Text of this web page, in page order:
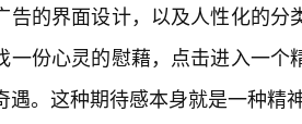
告的界面设计，以及人性化的
一份心灵的慰藉，点击进入一
遇。这种期待感本身就是一种精